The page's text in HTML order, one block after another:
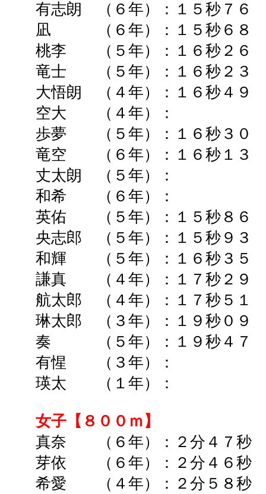
有志朗 （６年）：１５秒７
凪 （６年）：１５秒６８
桃李 （５年）：１６秒２
竜士 （５年）：１６秒２
大悟朗 （４年）：１６秒４
空大 （４年）： ➡
歩夢 （５年）：１６秒３
竜空 （６年）：１６秒１
丈太朗 （５年）： ➡
和希 （６年）： ➡
英佑 （５年）：１５秒８
央志郎 （５年）：１５秒９
和輝 （５年）：１６秒３
謙真 （４年）：１７秒２
航太郎 （４年）：１７秒５
琳太郎 （３年）：１９秒０
奏 （５年）：１９秒４７
有惺 （３年）： ➡
瑛太 （１年）： ➡
女子【８００ｍ】
真奈 （６年）：２分４７
芽依 （６年）：２分４６
希愛 （４年）：２分５８